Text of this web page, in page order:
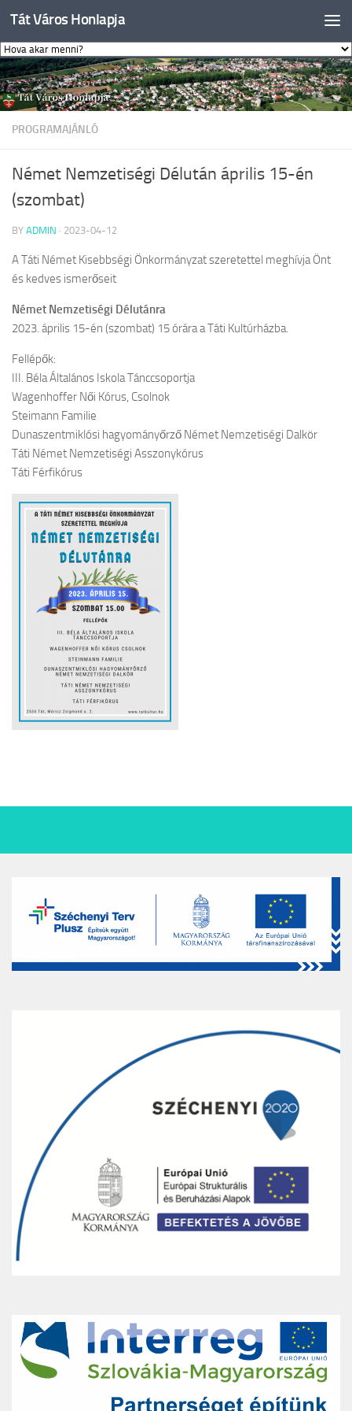
Skip to content
Tát Város Honlapja
PROGRAMAJÁNLÓ
Német Nemzetiségi Délután április 15-én
(szombat)
BY ADMIN · 2023-04-12
A Táti Német Kisebbségi Önkormányzat szeretettel meghívja Önt
és kedves ismerőseit
Német Nemzetiségi Délutánra
2023. április 15-én (szombat) 15 órára a Táti Kultúrházba.
Fellépők:
III. Béla Általános Iskola Tánccsoportja
Wagenhoffer Női Kórus, Csolnok
Steimann Familie
Dunaszentmiklósi hagyományőrző Német Nemzetiségi Dalkör
Táti Német Nemzetiségi Asszonykórus
Táti Férfikórus